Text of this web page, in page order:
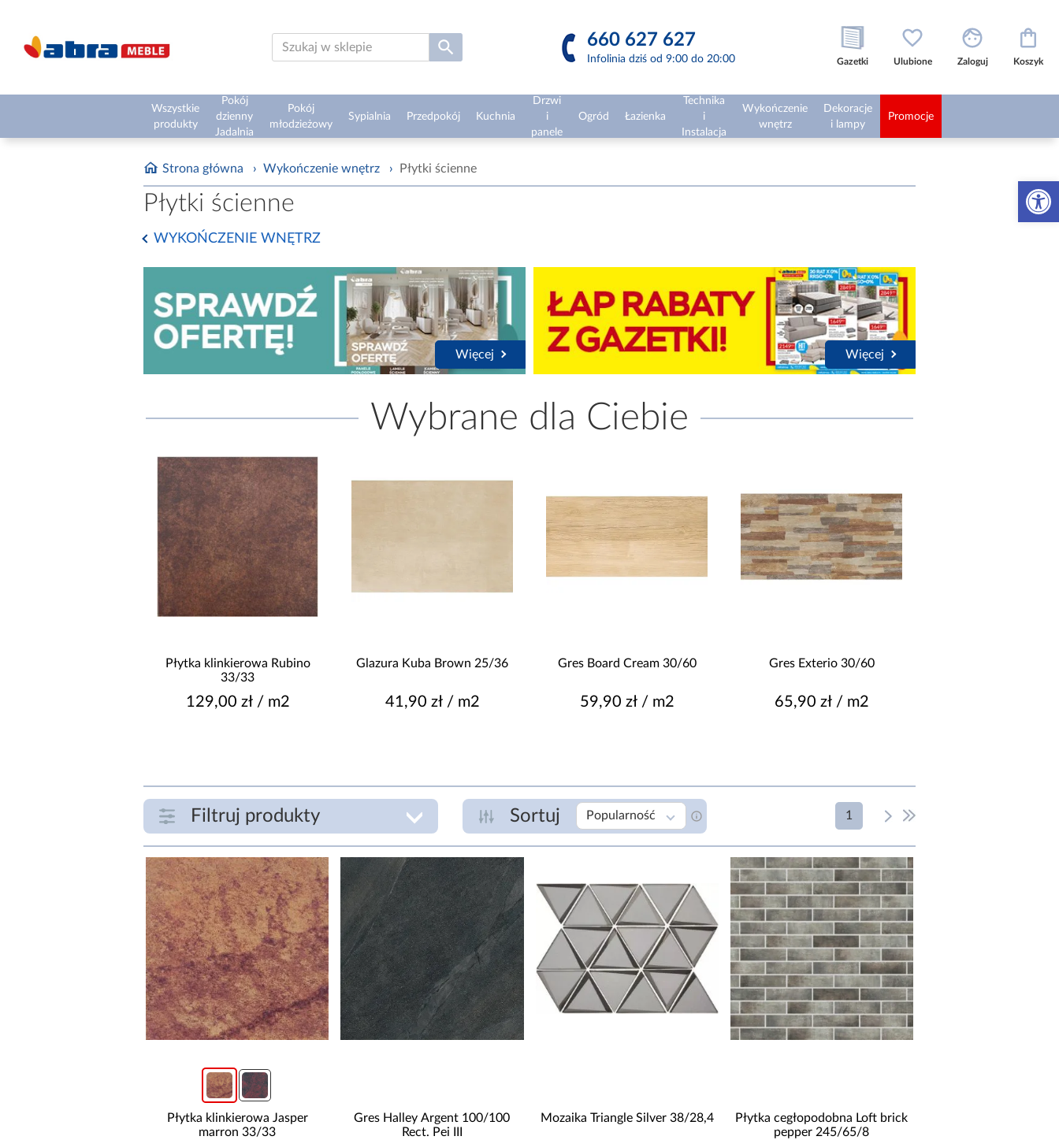
Otwórz
660 627 627
Infolinia dziś od 9:00 do 20:00 Gazetki Ulubione Zaloguj Koszyk
Wszystkie
produkty
Pokój
dzienny
Jadalnia
Pokój
młodzieżowy
Sypialnia Przedpokój Kuchnia
Drzwi
i
panele
Ogród Łazienka
Technika
i
Instalacja
Wykończenie
wnętrz
Dekoracje
i lampy
Promocje
Strona główna › Wykończenie wnętrz › Płytki ścienne
Płytki ścienne
WYKOŃCZENIE WNĘTRZ
Więcej Więcej
Wybrane dla Ciebie
Płytka klinkierowa Rubino
33/33
129,00 zł / m2
Glazura Kuba Brown 25/36
41,90 zł / m2
Gres Board Cream 30/60
59,90 zł / m2
Gres Exterio 30/60
65,90 zł / m2
Filtruj produkty Sortuj Popularność 1
ZAKRES CENOWY
zł zł
SZEROKOŚĆ [CM]
DŁUGOŚĆ [CM]
GATUNEK
IMPREGNACJA
KLASA ŚCIERALNOŚCI
2
PRZEZNACZENIE
podłoga
podłoga i ściana
podłoga ściana
ściana
wewnętrzne/zewnętrzne
REKTYFIKACJA
TYP PŁYTKI
Płytka klinkierowa Jasper
marron 33/33
Gres Halley Argent 100/100
Rect. Pei III
Mozaika Triangle Silver 38/28,4
Płytka cegłopodobna Loft brick
pepper 245/65/8